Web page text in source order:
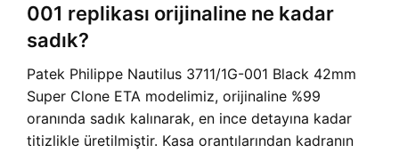
001 replikası orijinaline ne kadar
sadık?
Patek Philippe Nautilus 3711/1G-001 Black 42mm
Super Clone ETA modelimiz, orijinaline %99
oranında sadık kalınarak, en ince detayına kadar
titizlikle üretilmiştir. Kasa orantılarından kadranın